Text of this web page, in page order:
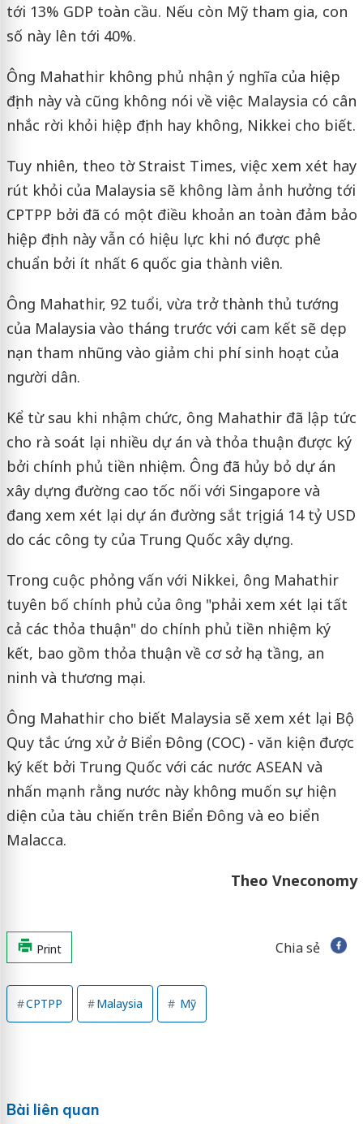
tới 13% GDP toàn cầu. Nếu còn Mỹ tham gia, con
số này lên tới 40%.
Ông Mahathir không phủ nhận ý nghĩa của hiệp
định này và cũng không nói về việc Malaysia có cân
nhắc rời khỏi hiệp định hay không, Nikkei cho biết.
Tuy nhiên, theo tờ Straist Times, việc xem xét hay
rút khỏi của Malaysia sẽ không làm ảnh hưởng tới
CPTPP bởi đã có một điều khoản an toàn đảm bảo
hiệp định này vẫn có hiệu lực khi nó được phê
chuẩn bởi ít nhất 6 quốc gia thành viên.
Ông Mahathir, 92 tuổi, vừa trở thành thủ tướng
của Malaysia vào tháng trước với cam kết sẽ dẹp
nạn tham nhũng vào giảm chi phí sinh hoạt của
người dân.
Kể từ sau khi nhậm chức, ông Mahathir đã lập tức
cho rà soát lại nhiều dự án và thỏa thuận được ký
bởi chính phủ tiền nhiệm. Ông đã hủy bỏ dự án
xây dựng đường cao tốc nối với Singapore và
đang xem xét lại dự án đường sắt trị giá 14 tỷ USD
do các công ty của Trung Quốc xây dựng.
Trong cuộc phỏng vấn với Nikkei, ông Mahathir
tuyên bố chính phủ của ông "phải xem xét lại tất
cả các thỏa thuận" do chính phủ tiền nhiệm ký
kết, bao gồm thỏa thuận về cơ sở hạ tầng, an
ninh và thương mại.
Ông Mahathir cho biết Malaysia sẽ xem xét lại Bộ
Quy tắc ứng xử ở Biển Đông (COC) - văn kiện được
ký kết bởi Trung Quốc với các nước ASEAN và
nhấn mạnh rằng nước này không muốn sự hiện
diện của tàu chiến trên Biển Đông và eo biển
Malacca.
Theo Vneconomy
Print Chia sẻ
CPTPP Malaysia Mỹ
Bài liên quan